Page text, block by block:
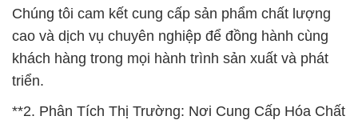
Chúng tôi cam kết cung cấp sản phẩm chất lượng
cao và dịch vụ chuyên nghiệp để đồng hành cùng
khách hàng trong mọi hành trình sản xuất và phát
triển.
**2. Phân Tích Thị Trường: Nơi Cung Cấp Hóa Chất